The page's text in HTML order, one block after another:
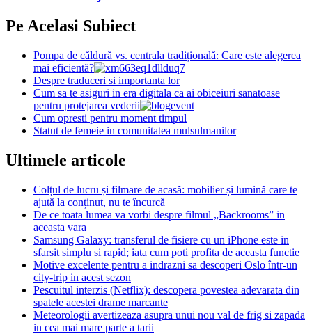
Pe Acelasi Subiect
Pompa de căldură vs. centrala tradițională: Care este alegerea
mai eficientă?
Despre traduceri si importanta lor
Cum sa te asiguri in era digitala ca ai obiceiuri sanatoase
pentru protejarea vederii
Cum opresti pentru moment timpul
Statut de femeie in comunitatea mulsulmanilor
Ultimele articole
Colțul de lucru și filmare de acasă: mobilier și lumină care te
ajută la conținut, nu te încurcă
De ce toata lumea va vorbi despre filmul „Backrooms” in
aceasta vara
Samsung Galaxy: transferul de fisiere cu un iPhone este in
sfarsit simplu si rapid; iata cum poti profita de aceasta functie
Motive excelente pentru a indrazni sa descoperi Oslo într-un
city-trip in acest sezon
Pescuitul interzis (Netflix): descopera povestea adevarata din
spatele acestei drame marcante
Meteorologii avertizeaza asupra unui nou val de frig si zapada
in cea mai mare parte a tarii